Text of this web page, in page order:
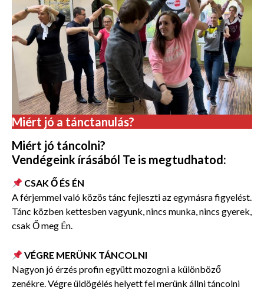
Miért jó a tánctanulás?
Miért jó táncolni?
Vendégeink írásából Te is megtudhatod:
CSAK Ő ÉS ÉN
A férjemmel való közös tánc fejleszti az egymásra figyelést.
Tánc közben kettesben vagyunk, nincs munka, nincs gyerek,
csak Ő meg Én.
VÉGRE MERÜNK TÁNCOLNI
Nagyon jó érzés profin együtt mozogni a különböző
zenékre. Végre üldögélés helyett fel merünk állni táncolni